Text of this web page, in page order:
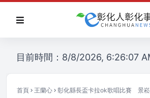
目前時間：8/8/2026, 6:26:07
首頁 王蘭心 彰化縣長盃卡拉ok歌唱比賽 景